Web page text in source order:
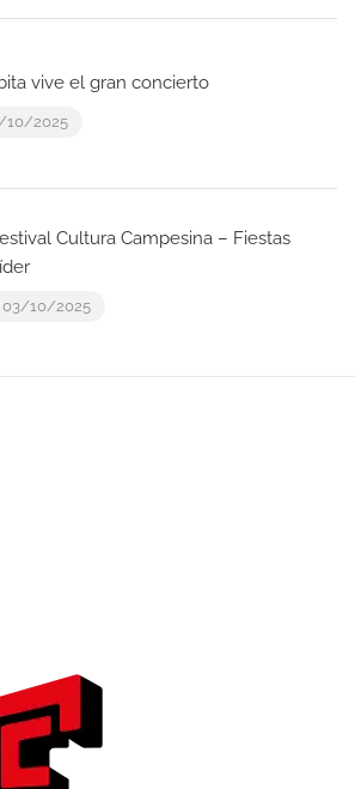
vive el gran concierto
10/2025
Cultura Campesina – Fiestas
03/10/2025